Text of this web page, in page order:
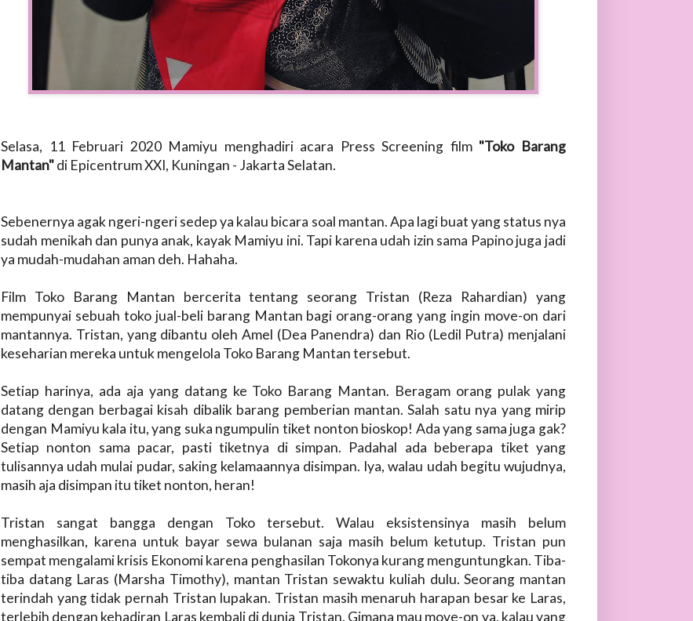
Selasa, 11 Februari 2020 Mamiyu menghadiri acara Press Screening film "Toko Barang
Mantan"di Epicentrum XXI, Kuningan - Jakarta Selatan.
Sebenernya agak ngeri-ngeri sedep ya kalau bicara soal mantan. Apa lagi buat yang status nya
sudah menikah dan punya anak, kayak Mamiyu ini. Tapi karena udah izin sama Papino juga jadi
ya mudah-mudahan aman deh. Hahaha.
Film Toko Barang Mantan bercerita tentang seorang Tristan (Reza Rahardian) yang
mempunyai sebuah toko jual-beli barang Mantan bagi orang-orang yang ingin move-on dari
mantannya. Tristan, yang dibantu oleh Amel (Dea Panendra) dan Rio (Ledil Putra) menjalani
keseharian mereka untuk mengelola Toko Barang Mantan tersebut.
Setiap harinya, ada aja yang datang ke Toko Barang Mantan. Beragam orang pulak yang
datang dengan berbagai kisah dibalik barang pemberian mantan. Salah satu nya yang mirip
dengan Mamiyu kala itu, yang suka ngumpulin tiket nonton bioskop! Ada yang sama juga gak?
Setiap nonton sama pacar, pasti tiketnya di simpan. Padahal ada beberapa tiket yang
tulisannya udah mulai pudar, saking kelamaannya disimpan. Iya, walau udah begitu wujudnya,
masih aja disimpan itu tiket nonton, heran!
Tristan sangat bangga dengan Toko tersebut. Walau eksistensinya masih belum
menghasilkan, karena untuk bayar sewa bulanan saja masih belum ketutup. Tristan pun
sempat mengalami krisis Ekonomi karena penghasilan Tokonya kurang menguntungkan. Tiba-
tiba datang Laras (Marsha Timothy), mantan Tristan sewaktu kuliah dulu. Seorang mantan
terindah yang tidak pernah Tristan lupakan. Tristan masih menaruh harapan besar ke Laras,
terlebih dengan kehadiran Laras kembali di dunia Tristan. Gimana mau move-on ya, kalau yang